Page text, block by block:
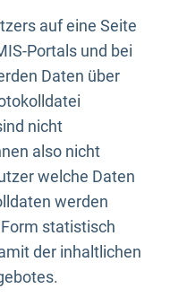
auf eine Seite
Portals und bei
Daten über
nicht
also nicht
welche Daten
werden
statistisch
der inhaltlichen